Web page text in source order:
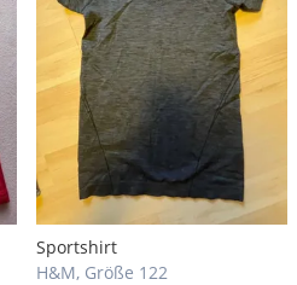
Sportshirt
H&M, Größe 122